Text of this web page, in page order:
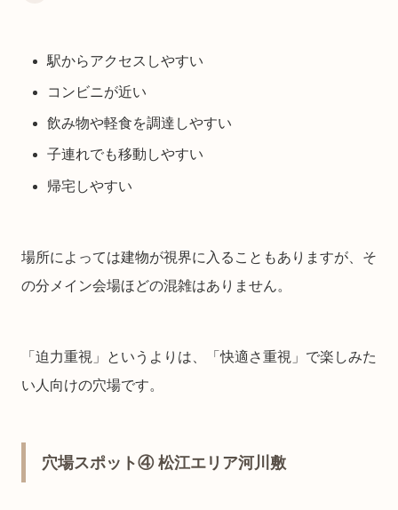
駅からアクセスしやすい
コンビニが近い
飲み物や軽食を調達しやすい
子連れでも移動しやすい
帰宅しやすい
場所によっては建物が視界に入ることもありますが、そ
の分メイン会場ほどの混雑はありません。
「迫力重視」というよりは、「快適さ重視」で楽しみた
い人向けの穴場です。
穴場スポット④ 松江エリア河川敷